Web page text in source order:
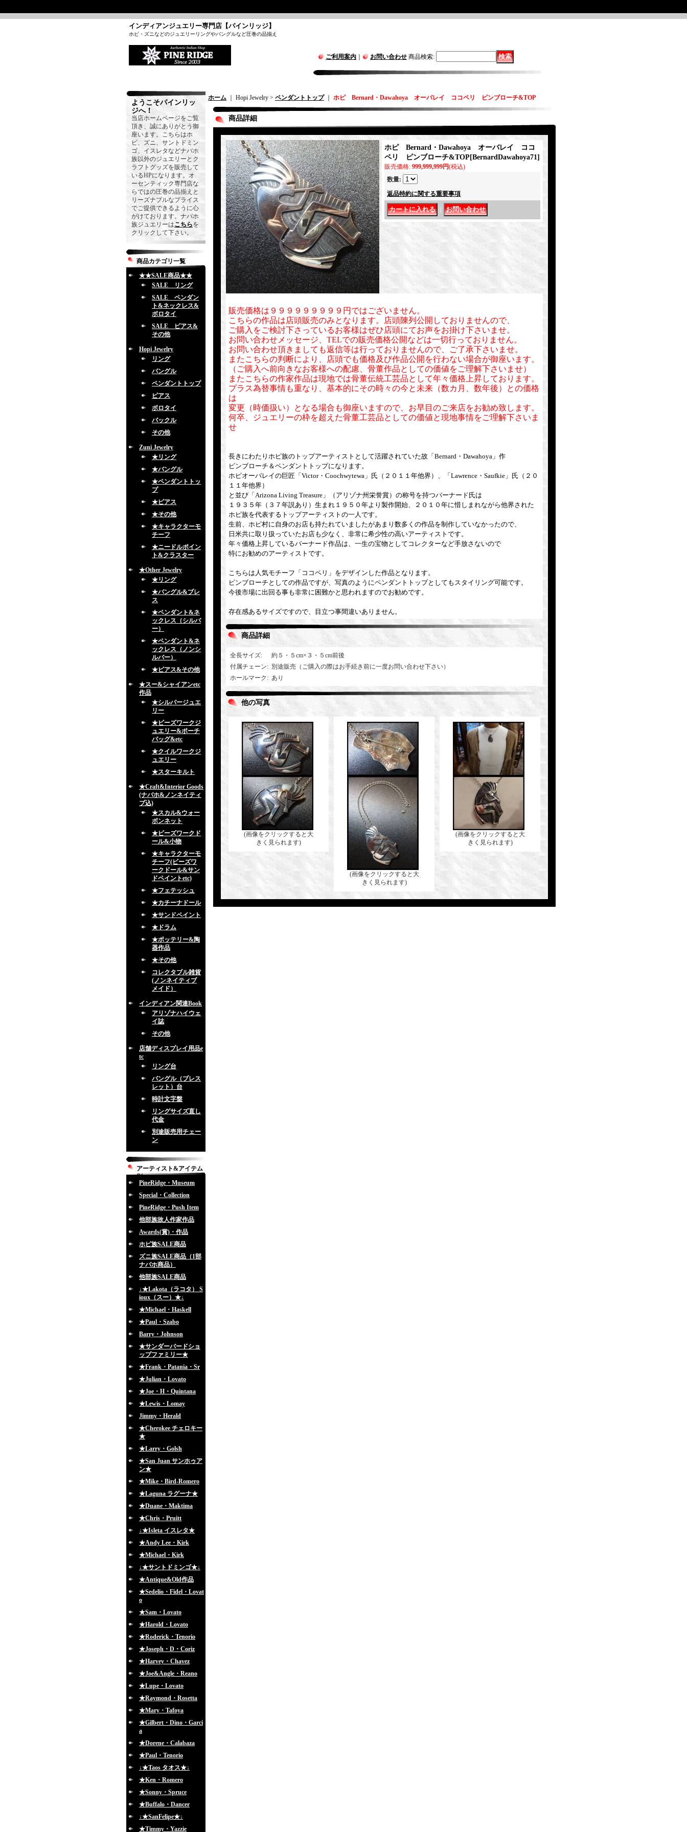
インディアンジュエリー専門店【パインリッジ】
ホピ・ズニなどのジュエリーリングやバングルなど圧巻の品揃え
ご利用案内 お問い合わせ 商品検索:
ようこそパインリッ
ジへ！
当店ホームページをご覧
頂き、誠にありがとう御
座います。こちらはホ
ピ、ズニ、サントドミン
ゴ、イスレタなどナバホ
族以外のジュエリーとク
ラフトグッズを販売して
いるHPになります。オ
ーセンティック専門店な
らではの圧巻の品揃えと
リーズナブルなプライス
でご提供できるように心
がけております。ナバホ
族ジュエリーはこちらを
クリックして下さい。
商品カテゴリ一覧
★★SALE商品★★
SALE リング
SALE ペンダン
ト&ネックレス&
ボロタイ
SALE ピアス&
その他
Hopi Jewelry
リング
バングル
ペンダントトップ
ピアス
ボロタイ
バックル
その他
Zuni Jewelry
★リング
★バングル
★ペンダントトッ
プ
★ピアス
★その他
★キャラクターモ
チーフ
★ニードルポイン
ト&クラスター
★Other Jewelry
★リング
★バングル&ブレ
ス
★ペンダント&ネ
ックレス（シルバ
ー）
★ペンダント&ネ
ックレス（ノンシ
ルバー）
★ピアス&その他
★スー&シャイアンetc
作品
★シルバージュエ
リー
★ビーズワークジ
ュエリー&ポーチ
バッグ&etc
★クイルワークジ
ュエリー
★スターキルト
★Craft&Interior Goods
(ナバホ&ノンネイティ
ブ込)
★スカル&ウォー
ボンネット
★ビーズワークド
ール&小物
★キャラクターモ
チーフ(ビーズワ
ークドール&サン
ドペイントetc)
★フェテッシュ
★カチーナドール
★サンドペイント
★ドラム
★ポッテリー&陶
器作品
★その他
コレクタブル雑貨
(ノンネイティブ
メイド）
インディアン関連Book
アリゾナハイウェ
イ誌
その他
店舗ディスプレイ用品e
tc
リング台
バングル（ブレス
レット）台
時計文字盤
リングサイズ直し
代金
別途販売用チェー
ン
アーティスト&アイテム
別
PineRidge・Museum
Special・Collection
PineRidge・Push Item
他部族故人作家作品
Awards(賞)・作品
ホピ族SALE商品
ズニ族SALE商品（1部
ナバホ商品）
他部族SALE商品
↓★Lakota（ラコタ） S
ioux（スー）★↓
★Michael・Haskell
★Paul・Szabo
Barry・Johnson
★サンダーバードショ
ップファミリー★
★Frank・Patania・Sr
★Julian・Lovato
★Joe・H・Quintana
★Lewis・Lomay
Jimmy・Herald
★Cherokee チェロキー
★
★Larry・Golsh
★San Juan サンホゥア
ン★
★Mike・Bird-Romero
★Laguna ラグーナ★
★Duane・Maktima
★Chris・Pruitt
↓★Isleta イスレタ★
★Andy Lee・Kirk
★Michael・Kirk
↓★サントドミンゴ★↓
★Antique&Old作品
★Sedelio・Fidel・Lovat
o
★Sam・Lovato
★Harold・Lovato
★Roderick・Tenorio
★Joseph・D・Coriz
★Harvey・Chavez
★Joe&Angle・Reano
★Lupe・Lovato
★Raymond・Rosetta
★Mary・Tafoya
★Gilbert・Dino・Garci
a
★Dorene・Calabaza
★Paul・Tenorio
↓★Taos タオス★↓
★Ken・Romero
★Sonny・Spruce
★Buffalo・Dancer
↓★SanFelipe★↓
★Timmy・Yazzie
ホーム ｜ Hopi Jewelry > ペンダントトップ｜ ホピ Bernard・Dawahoya オーバレイ ココペリ ピンブローチ&TOP
商品詳細
ホピ Bernard・Dawahoya オーバレイ ココ
ペリ ピンブローチ&TOP [BernardDawahoya71]
販売価格: 999,999,999円(税込)
数量:
返品特約に関する重要事項
販売価格は９９９９９９９９９円ではございません。
こちらの作品は店頭販売のみとなります。店頭陳列公開しておりませんので、
ご購入をご検討下さっているお客様はぜひ店頭にてお声をお掛け下さいませ。
お問い合わせメッセージ、TELでの販売価格公開などは一切行っておりません。
お問い合わせ頂きましても返信等は行っておりませんので、ご了承下さいませ。
またこちらの判断により、店頭でも価格及び作品公開を行わない場合が御座います。
（ご購入へ前向きなお客様への配慮、骨董作品としての価値をご理解下さいませ）
またこちらの作家作品は現地では骨董伝統工芸品として年々価格上昇しております。
プラス為替事情も重なり、基本的にその時々の今と未来（数カ月、数年後）との価格
は
変更（時価扱い）となる場合も御座いますので、お早目のご来店をお勧め致します。
何卒、ジュエリーの枠を超えた骨董工芸品としての価値と現地事情をご理解下さいま
せ
長きにわたりホピ族のトップアーティストとして活躍されていた故「Bernard・Dawahoya」作
ピンブローチ＆ペンダントトップになります。
ホピオーバレイの巨匠「Victor・Coochwytewa」氏（２０１１年他界）、「Lawrence・Saufkie」氏（２０
１１年他界）
と並び「Arizona Living Treasure」（アリゾナ州栄誉賞）の称号を持つバーナード氏は
１９３５年（３７年説あり）生まれ１９５０年より製作開始、２０１０年に惜しまれながら他界された
ホピ族を代表するトップアーティストの一人です。
生前、ホピ村に自身のお店も持たれていましたがあまり数多くの作品を制作していなかったので、
日米共に取り扱っていたお店も少なく、非常に希少性の高いアーティストです。
年々価格上昇しているバーナード作品は、一生の宝物としてコレクターなど手放さないので
特にお勧めのアーティストです。
こちらは人気モチーフ「ココペリ」をデザインした作品となります。
ピンブローチとしての作品ですが、写真のようにペンダントトップとしてもスタイリング可能です。
今後市場に出回る事も非常に困難かと思われますのでお勧めです。
存在感あるサイズですので、目立つ事間違いありません。
商品詳細
全長サイズ:
約５・５cm×３・５cm前後
付属チェーン: 別途販売（ご購入の際はお手続き前に一度お問い合わせ下さい）
ホールマーク : あり
他の写真
(画像をクリックすると大
きく見られます)
(画像をクリックすると大
きく見られます)
(画像をクリックすると大
きく見られます)